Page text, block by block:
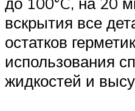
вскрытия все
остатков
использования
жидкостей и